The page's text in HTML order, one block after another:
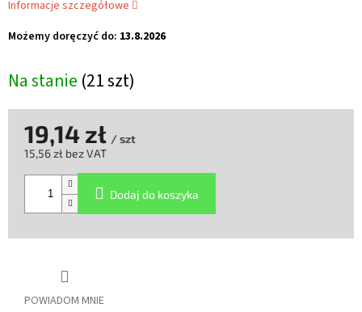
Na stanie (21 szt)
Możemy doręczyć do: 13.8.2026
Informacje szczegółowe
POWIADOM MNIE
19,14 zł / szt
15,56 zł bez VAT
jednostkowa:
Dodaj do koszyka